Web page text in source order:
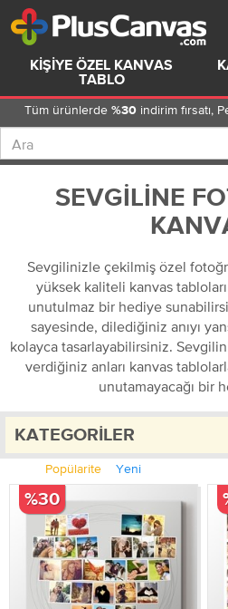
KIŞIYE ÖZEL KANVAS
TABLO
Tüm ürünlerde %30 indirim fırsatı,
SEVGILINE
Sevgilinizle çekilmiş özel
yüksek kaliteli kanvas
unutulmaz bir hediye
sayesinde, dilediğiniz anıyı
kolayca tasarlayabilirsiniz.
verdiğiniz anları kanvas
unutamayacağı bir
KATEGORILER
Popülarite Yeni
%30